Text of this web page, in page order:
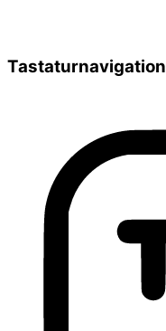
Tastaturnavigation